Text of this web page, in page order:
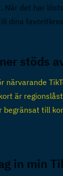
När det har
dina
stöds
närvarande
är
till
in min